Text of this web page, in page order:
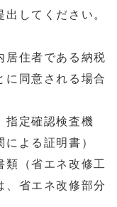
してください。
居住者である納税
に同意される場合
指定確認検査機
よる証明書）
類（省エネ改修工
、省エネ改修部分